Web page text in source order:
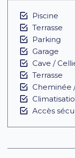
Piscine
Terrasse
Parking
Garage
Cave /
Terrasse
Cheminée
Accès